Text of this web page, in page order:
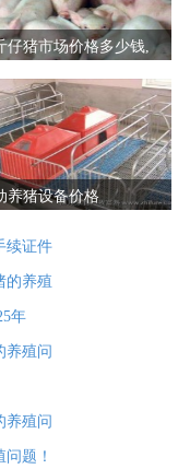
仔猪市场价格多少钱,
养猪设备价格
续证件
的养殖
年
养殖问
养殖问
题！